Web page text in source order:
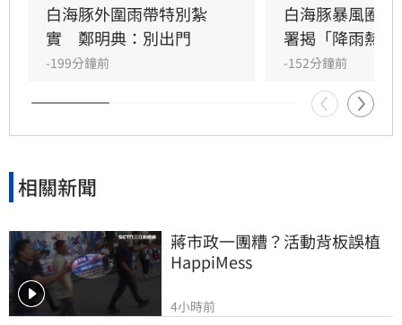
極端高溫。沿海地區風浪強勁，基隆北海岸掀起
6米巨浪，適逢年度大潮，低窪地區務必慎防積
淹水。預計颱風將於9日晚間登陸中國後減弱，
北部降雨有望在10日清晨趨緩，提醒民眾父親節
連假期間避免前往山區及海邊活動，並隨時留意
氣象署最新發布的豪雨特報與防颱資訊，確保生
白海豚外圍雨帶特別紮
實　鄭明典：別出門
-199分鐘前
白海豚暴風圈
署揭「降雨熱區
-152分鐘前
相關新聞
蔣市政一團糟？活動背板誤植
HappiMess
4小時前